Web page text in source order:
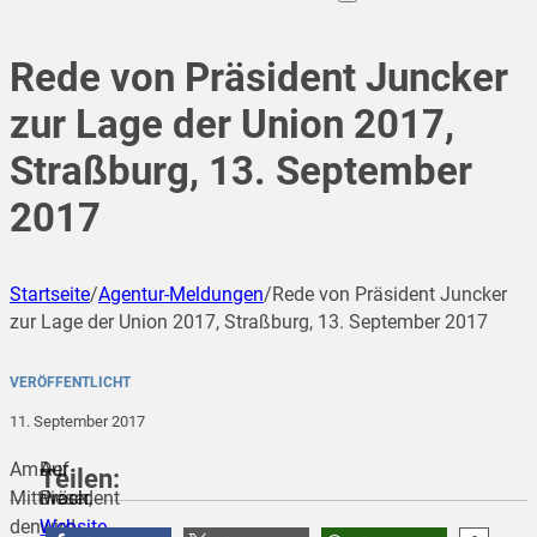
Rede von Präsident Juncker
zur Lage der Union 2017,
Straßburg, 13. September
2017
Startseite/Agentur-Meldungen/Rede von Präsident Juncker
zur Lage der Union 2017, Straßburg, 13. September 2017
VERÖFFENTLICHT
11. September 2017
Am
Mittwoch,
den
Der
Präsident
wird
Auf
dieser
Website
Teilen: